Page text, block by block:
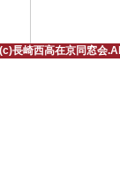
長崎西高在京同窓会